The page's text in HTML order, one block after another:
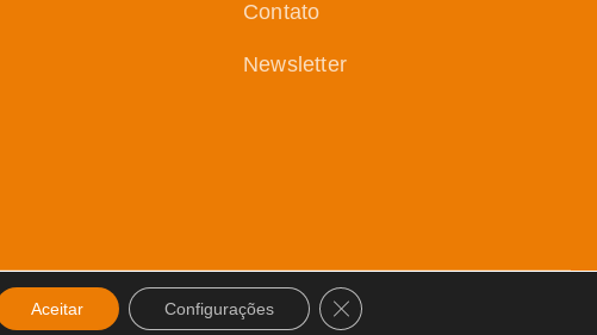
Contato
Newsletter
Aceitar Configurações Close GDPR Cookie Banner